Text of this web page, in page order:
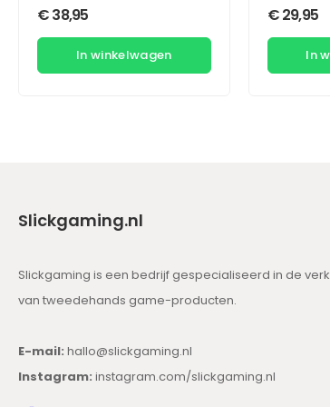
€38,95
In winkelwagen
€29,95
In
Slickgaming.nl
Slickgaming is een bedrijf gespecialiseerd in de
van tweedehands game-producten.
E-mail: hallo@slickgaming.nl
Instagram: instagram.com/slickgaming.nl